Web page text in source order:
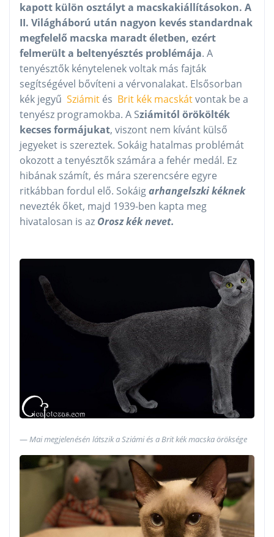
kapott külön osztályt a macskakiállításokon. A
II. Világháború után nagyon kevés standardnak
megfelelő macska maradt életben, ezért
felmerült a beltenyésztés problémája. A
tenyésztők kénytelenek voltak más fajták
segítségével bővíteni a vérvonalakat. Elsősorban
kék jegyű Sziámit és Brit kék macskátvontak be a
tenyész programokba. A Sziámitól örökölték
kecses formájukat, viszont nem kívánt külső
jegyeket is szereztek. Sokáig hatalmas problémát
okozott a tenyésztők számára a fehér medál. Ez
hibának számít, és mára szerencsére egyre
ritkábban fordul elő. Sokáigarhangelszki kéknek
nevezték őket, majd 1939-ben kapta meg
hivatalosan is az Orosz kék nevet.
Mai megjelenésén látszik a Sziámi és a Brit kék macska öröksége